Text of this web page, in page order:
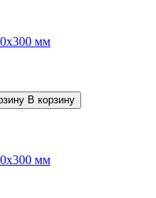
мм
В корзину
мм